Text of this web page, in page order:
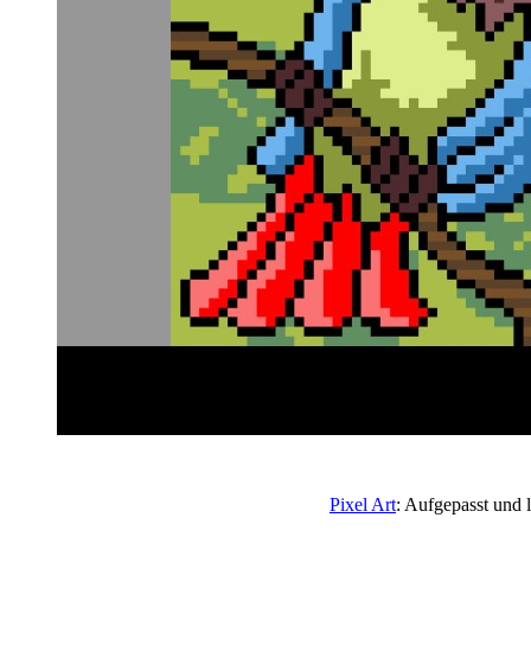
Pixel Art: Aufgepasst und